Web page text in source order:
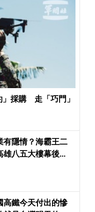
」採購 走「巧門」
有隱情？海霸王二
雄八五大樓幕後...
高鐵今天付出的慘